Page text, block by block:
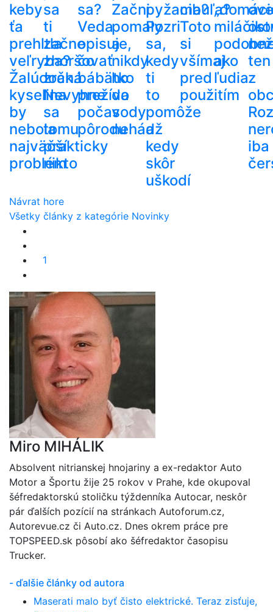
keby
ťa
prehltla
veľryba?
Žalúdočná
kyselina
by
nebola
najväčší
problém
sa
ti
začne
zhoršovať
zrak.
Nevyhne
sa
tomu
prakticky
nikto
sa?
Veda
opisuje,
čo
bábätko
prežíva
počas
pôrodu
Začni
pomaly
a
nikdy
ho
do
vody
nehádž
pyžama?
Pozri
sa,
kedy
ti
to
pomôže
a
kedy
skôr
uškodí
cibuľa?
Toto
si
všímaj
pred
použitím
ako
ľudia
než
ten
z
iba
Návrat hore
Všetky články z kategórie Novinky
1
Miro MIHÁLIK
Absolvent nitrianskej hnojariny a ex-redaktor Auto
Motor a Športu žije 25 rokov v Prahe, kde okupoval
šéfredaktorskú stoličku týždenníka Autocar, neskôr
pár ďalších pozícií na stránkach Autoforum.cz,
Autorevue.cz či Auto.cz. Dnes okrem práce pre
TOPSPEED.sk pôsobí ako šéfredaktor časopisu
Trucker.
- ďalšie články od autora
Maserati malo byť čisto elektrické. Teraz zisťuje,